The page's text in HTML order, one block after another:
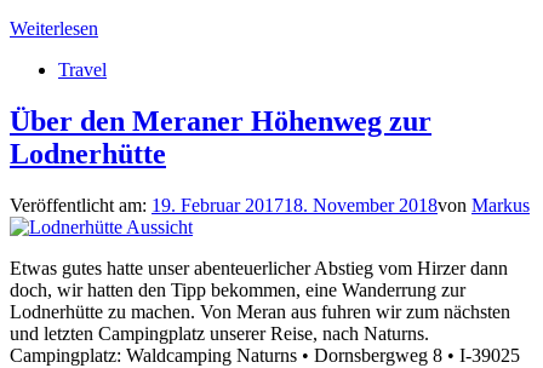
Weiterlesen
Travel
Über den Meraner Höhenweg zur
Lodnerhütte
Veröffentlicht am: 19. Februar 201718. November 2018von Markus
Etwas gutes hatte unser abenteuerlicher Abstieg vom Hirzer dann
doch, wir hatten den Tipp bekommen, eine Wanderrung zur
Lodnerhütte zu machen. Von Meran aus fuhren wir zum nächsten
und letzten Campingplatz unserer Reise, nach Naturns.
Campingplatz: Waldcamping Naturns • Dornsbergweg 8 • I-39025